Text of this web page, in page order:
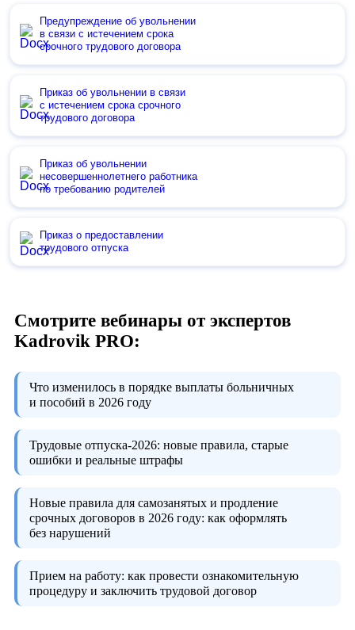
Предупреждение об увольнении
в связи с истечением срока
срочного трудового договора
Приказ об увольнении в связи
с истечением срока срочного
трудового договора
Приказ об увольнении
несовершеннолетнего работника
по требованию родителей
Приказ о предоставлении
трудового отпуска
Смотрите вебинары от экспертов
Kadrovik PRO:
Что изменилось в порядке выплаты больничных
и пособий в 2026 году
Трудовые отпуска-2026: новые правила, старые
ошибки и реальные штрафы
Новые правила для самозанятых и продление
срочных договоров в 2026 году: как оформлять
без нарушений
Прием на работу: как провести ознакомительную
процедуру и заключить трудовой договор